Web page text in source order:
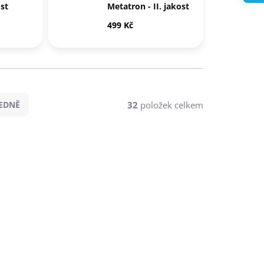
Metatron - II. jakost
499 Kč
32 položek celkem